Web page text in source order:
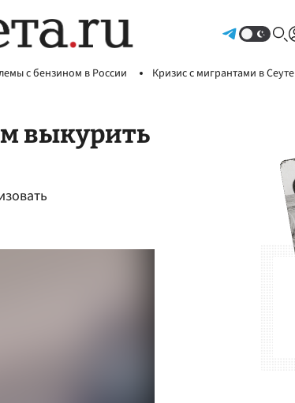
с бензином в России Кризис с мигрантами в Сеуте
выкурить